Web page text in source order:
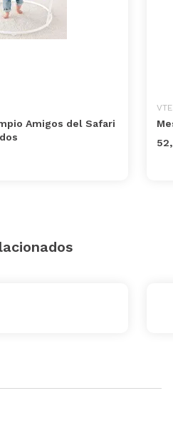
Amigos del Safari